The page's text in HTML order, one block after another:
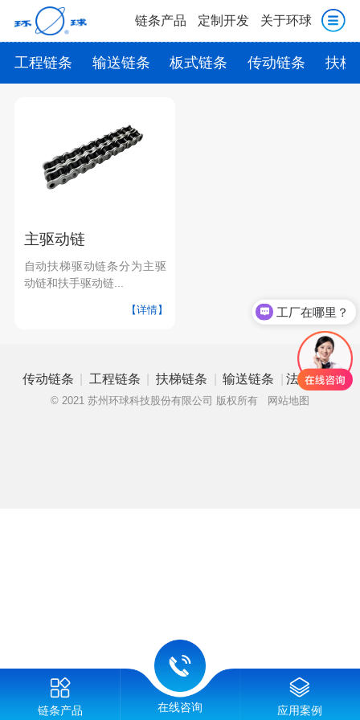
链条产品 定制开发 关于环球
工程链条 输送链条 板式链条 传动链条 扶梯
主驱动链
自动扶梯驱动链条分为主驱
动链和扶手驱动链...
【详情】
传动链条 | 工程链条 | 扶梯链条 | 输送链条 | 法律申明
© 2021 苏州环球科技股份有限公司 版权所有 网站地图
链条产品 在线咨询 应用案例
工厂在哪里？